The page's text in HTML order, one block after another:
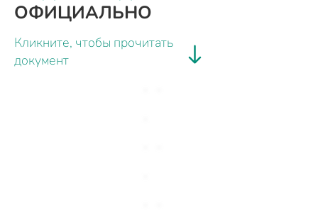
ОФИЦИАЛЬНО
Кликните, чтобы прочитать
документ